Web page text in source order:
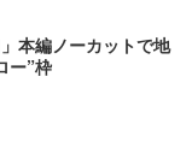
本編ノーカットで地
ー”枠